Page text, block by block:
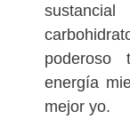
energía
mejor yo.